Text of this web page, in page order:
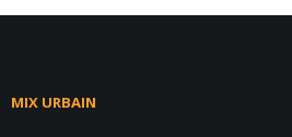
MIX URBAIN